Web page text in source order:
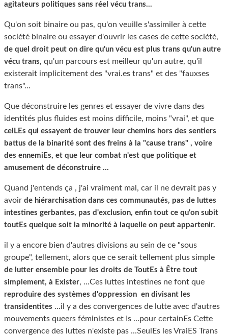
agitateurs politiques sans réel vécu trans...
Qu'on soit binaire ou pas, qu'on veuille s'assimiler à cette
société binaire ou essayer d'ouvrir les cases de cette société,
de quel droit peut on dire qu'un vécu est plus trans qu'un autre
vécu trans, qu'un parcours est meilleur qu'un autre, qu'il
existerait implicitement des "vrai.es trans" et des "fauxses
trans"...
Que déconstruire les genres et essayer de vivre dans des
identités plus fluides est moins difficile, moins "vrai", et que
celLEs qui essayent de trouver leur chemins hors des sentiers
battus de la binarité sont des freins à la "cause trans" , voire
des ennemiEs, et que leur combat n'est que politique et
amusement de déconstruire ...
Quand j'entends ça , j'ai vraiment mal, car il ne devrait pas y
avoir de hiérarchisation dans ces communautés, pas de luttes
intestines gerbantes, pas d'exclusion, enfin tout ce qu'on subit
toutEs quelque soit la minorité à laquelle on peut appartenir.
il y a encore bien d'autres divisions au sein de ce "sous
groupe", tellement, alors que ce serait tellement plus simple
de lutter ensemble pour les droits de ToutEs à Être tout
simplement, à Exister, ...Ces luttes intestines ne font que
reproduire des systèmes d'oppression en divisant les
transidentites ...il y a des convergences de lutte avec d'autres
mouvements queers féministes et Is ...pour certainEs Cette
convergence des luttes n'existe pas ...SeulEs les VraiES Trans